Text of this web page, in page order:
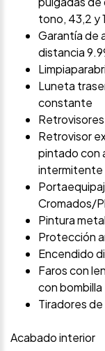
tono, 43,2 y
Garantía de
distancia
Luneta
constante
Retrovisor
pintado con
intermitente
Cromados/
Pintura
Protección
Encendido
Faros con
con bombilla
Tiradores
Acabado interior